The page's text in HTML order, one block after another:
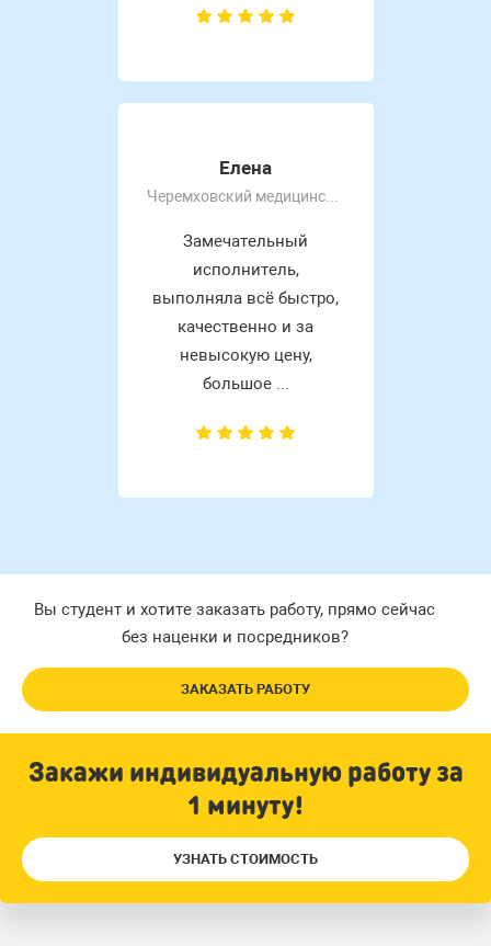
Елена
Черемховский медицинский колледж
Замечательный
исполнитель,
выполняла всё быстро,
качественно и за
невысокую цену,
большое ...
Вы студент и хотите заказать работу, прямо сейчас
без наценки и посредников?
ЗАКАЗАТЬ РАБОТУ
Закажи индивидуальную работу за
1 минуту!
УЗНАТЬ СТОИМОСТЬ